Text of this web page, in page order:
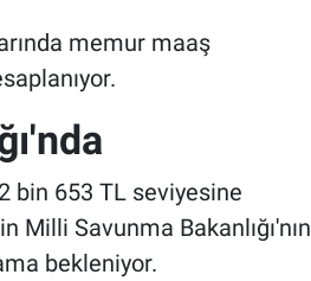
memur maaş
bin 653 TL seviyesine
Milli Savunma Bakanlığı'nın
bekleniyor.